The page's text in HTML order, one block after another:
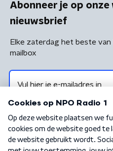
Abonneer je op onze
nieuwsbrief
Elke zaterdag het beste van
mailbox
Algemene voorwaarden